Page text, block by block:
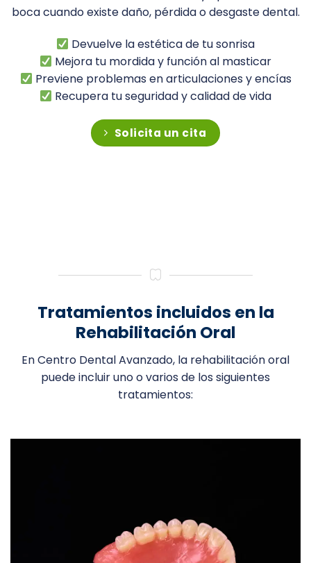
boca cuando existe daño, pérdida o desgaste dental.
Devuelve la estética de tu sonrisa
Mejora tu mordida y función al masticar
Previene problemas en articulaciones y encías
Recupera tu seguridad y calidad de vida
Solicita un cita
Tratamientos incluidos en la
Rehabilitación Oral
En Centro Dental Avanzado, la rehabilitación oral
puede incluir uno o varios de los siguientes
tratamientos: